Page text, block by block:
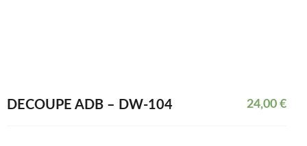
DÉCOUPE ADB – DW-104 24,00 €